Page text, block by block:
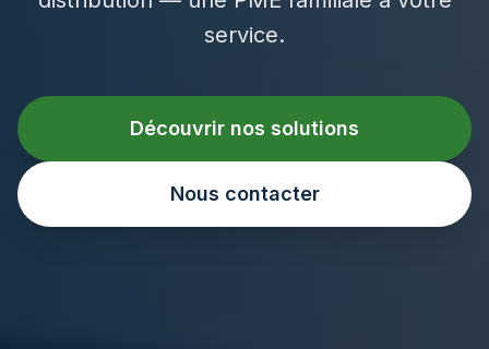
service.
Découvrir nos solutions
Nous contacter